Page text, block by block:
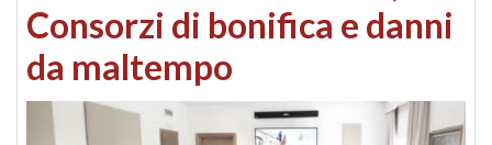
Consorzi di bonifica e danni
da maltempo